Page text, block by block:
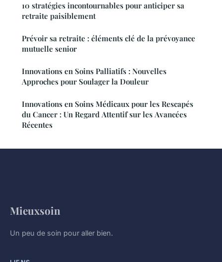
10 stratégies incontournables pour anticiper sa
retraite paisiblement
Prévoir sa retraite : éléments clé de la prévoyance
mutuelle senior
Innovations en Soins Palliatifs : Nouvelles
Approches pour Soulager la Douleur
Innovations en Soins Médicaux pour les Rescapés
du Cancer : Un Regard Attentif sur les Avancées
Récentes
Mieuxsoin
Un peu de soin pour aller bien.